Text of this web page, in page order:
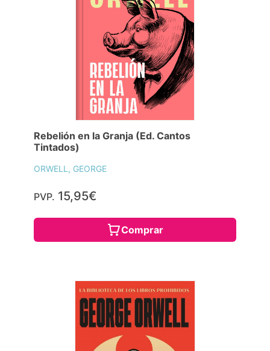
Rebelión en la Granja (Ed. Cantos
Tintados)
ORWELL, GEORGE
PVP. 15,95€
Comprar